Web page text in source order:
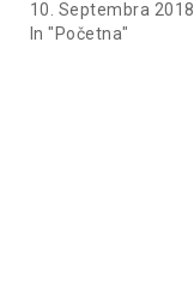
10. Septembra 2018
In "Početna"